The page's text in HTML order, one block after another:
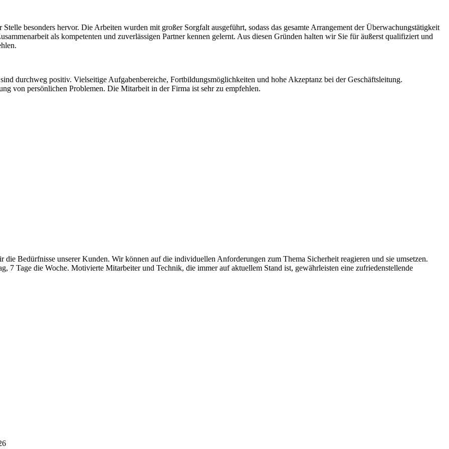
besonders hervor. Die Arbeiten wurden mit großer Sorgfalt ausgeführt, sodass das gesamte Arrangement der Überwachungstätigkeit
als kompetenten und zuverlässigen Partner kennen gelernt. Aus diesen Gründen halten wir Sie für äußerst qualifiziert und
durchweg positiv. Vielseitige Aufgabenbereiche, Fortbildungsmöglichkeiten und hohe Akzeptanz bei der Geschäftsleitung.
von persönlichen Problemen. Die Mitarbeit in der Firma ist sehr zu empfehlen.
Bedürfnisse unserer Kunden. Wir können auf die individuellen Anforderungen zum Thema Sicherheit reagieren und sie umsetzen.
7 Tage die Woche. Motivierte Mitarbeiter und Technik, die immer auf aktuellem Stand ist, gewährleisten eine zufriedenstellende